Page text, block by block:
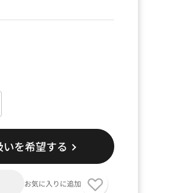
を希望する
お気に入りに追加